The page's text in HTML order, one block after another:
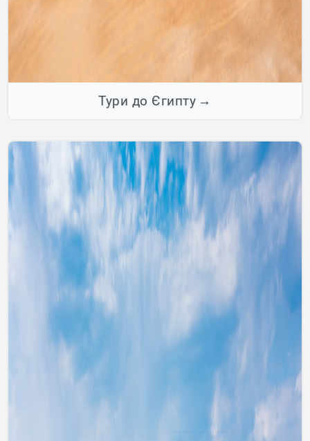
Тури до Єгипту